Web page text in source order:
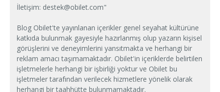
İletişim: destek@obilet.com"
Blog Obilet'te yayınlanan içerikler genel seyahat kültürüne
katkıda bulunmak gayesiyle hazırlanmış olup yazarın kişisel
görüşlerini ve deneyimlerini yansıtmakta ve herhangi bir
reklam amacı taşımamaktadır. Obilet'in içeriklerde belirtilen
işletmelerle herhangi bir işbirliği yoktur ve Obilet bu
işletmeler tarafından verilecek hizmetlere yönelik olarak
herhangi bir taahhütte bulunmamaktadır.